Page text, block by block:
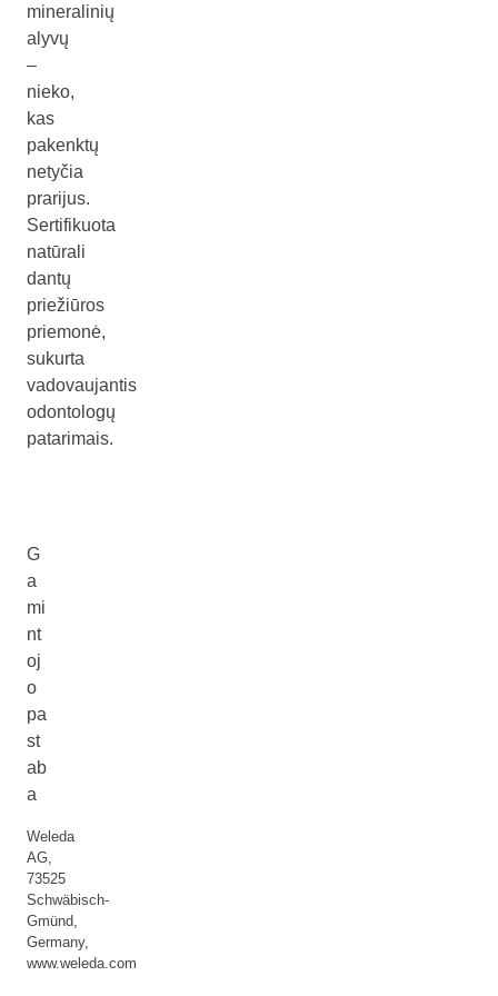
mineralinių
alyvų
–
nieko,
kas
pakenktų
netyčia
prarijus.
Sertifikuota
natūrali
dantų
priežiūros
priemonė,
sukurta
vadovaujantis
odontologų
patarimais.
G
a
mi
nt
oj
o
pa
st
ab
a
Weleda
AG,
73525
Schwäbisch-
Gmünd,
Germany,
www.weleda.com